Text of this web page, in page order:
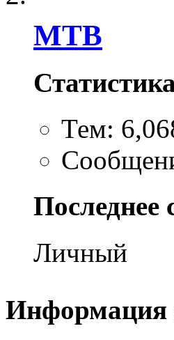
MTB
Тем:
Последнее
Личный
Информация